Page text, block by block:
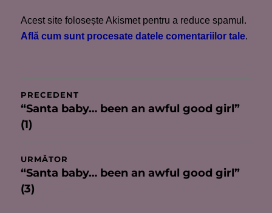
Acest site folosește Akismet pentru a reduce spamul.
Află cum sunt procesate datele comentariilor tale.
Navigare
în
PRECEDENT
Articolul
anterior:
“Santa baby… been an awful good girl”
(1)
URMĂTOR
Articolul
următor:
“Santa baby… been an awful good girl”
(3)